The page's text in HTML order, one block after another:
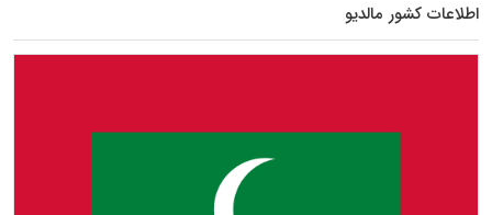
اطلاعات کشور مالدیو